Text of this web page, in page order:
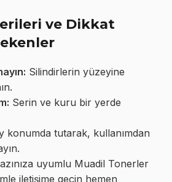
ve Dikkat
Silindirlerin yüzeyine
Serin ve kuru bir yerde
konumda tutarak, kullanımdan
uyumlu Muadil Tonerler
iletişime geçin hemen